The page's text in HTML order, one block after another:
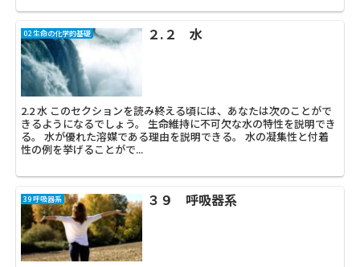
02 生命の化学的基礎 ２.２ 水
2.2 水 このセクションを読み終える頃には、あなたは次のことがで
きるようになるでしょう。 生命維持に不可欠な水の特性を説明でき
る。 水が優れた溶媒である理由を説明できる。 水の凝集性と付着
性の例を挙げることがで...
39 呼吸器系 ３９ 呼吸器系